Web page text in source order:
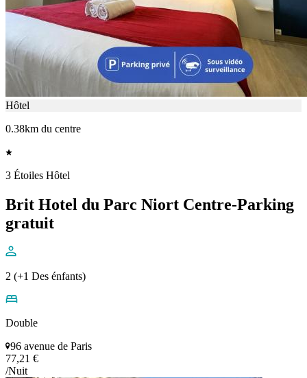
Hôtel
0.38km du centre
3 Étoiles Hôtel
Brit Hotel du Parc Niort Centre-Parking
gratuit
2 (+1 Des énfants)
Double
96 avenue de Paris
77,21 €
/Nuit